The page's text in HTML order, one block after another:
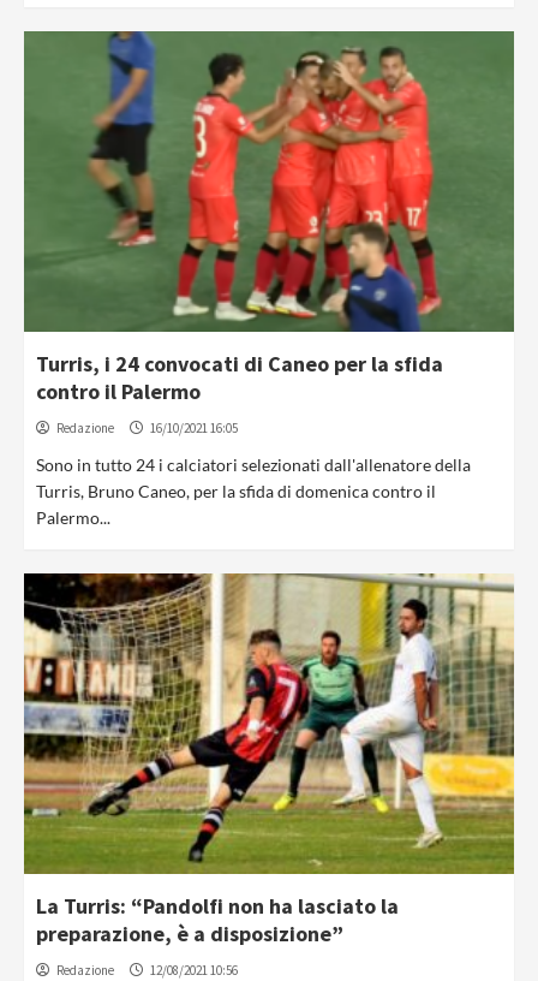
Turris, i 24 convocati di Caneo per la sfida
contro il Palermo
Redazione 16/10/2021 16:05
Sono in tutto 24 i calciatori selezionati dall'allenatore della
Turris, Bruno Caneo, per la sfida di domenica contro il
Palermo...
La Turris: “Pandolfi non ha lasciato la
preparazione, è a disposizione”
Redazione 12/08/2021 10:56